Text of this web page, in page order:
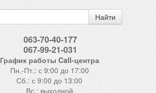
Найти
063-70-40-177
067-99-21-031
График работы Call-центра
Пн.-Пт.: с 9:00 до 17:00
Сб.: с 9:00 до 13:00
Вс.: выходной